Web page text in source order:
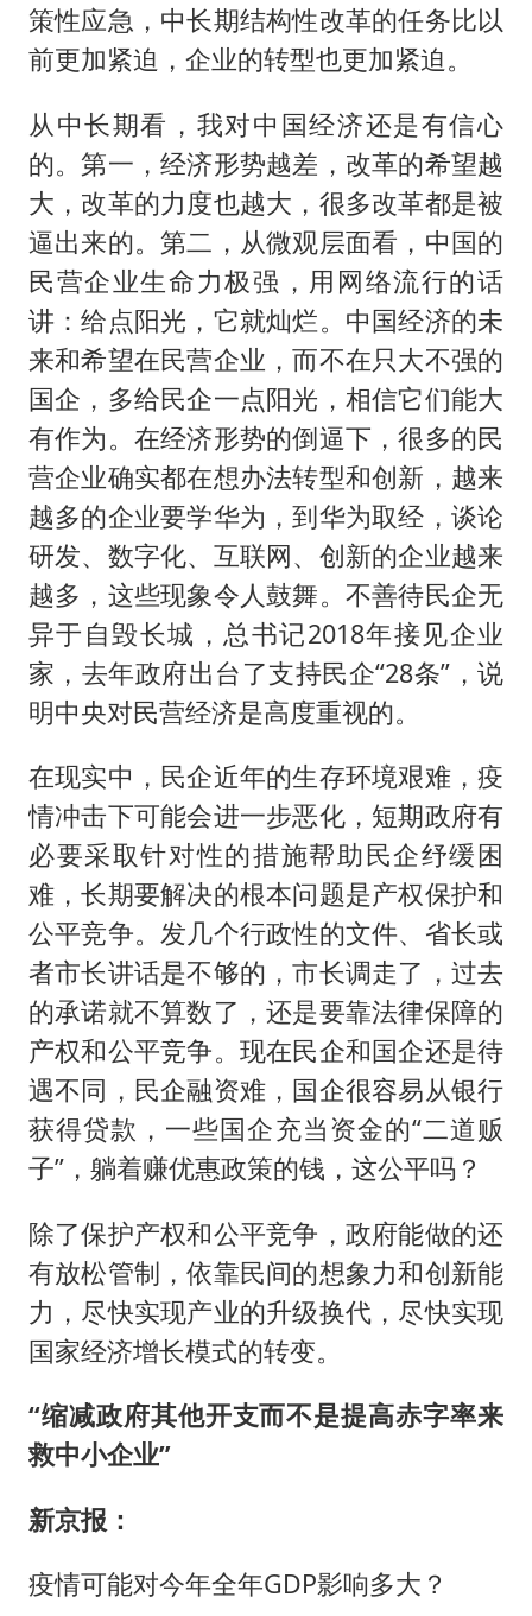
策性应急，中长期结构性改革的任务比以
前更加紧迫，企业的转型也更加紧迫。
从中长期看，我对中国经济还是有信心
的。第一，经济形势越差，改革的希望越
大，改革的力度也越大，很多改革都是被
逼出来的。第二，从微观层面看，中国的
民营企业生命力极强，用网络流行的话
讲：给点阳光，它就灿烂。中国经济的未
来和希望在民营企业，而不在只大不强的
国企，多给民企一点阳光，相信它们能大
有作为。在经济形势的倒逼下，很多的民
营企业确实都在想办法转型和创新，越来
越多的企业要学华为，到华为取经，谈论
研发、数字化、互联网、创新的企业越来
越多，这些现象令人鼓舞。不善待民企无
异于自毁长城，总书记2018年接见企业
家，去年政府出台了支持民企“28条”，说
明中央对民营经济是高度重视的。
在现实中，民企近年的生存环境艰难，疫
情冲击下可能会进一步恶化，短期政府有
必要采取针对性的措施帮助民企纾缓困
难，长期要解决的根本问题是产权保护和
公平竞争。发几个行政性的文件、省长或
者市长讲话是不够的，市长调走了，过去
的承诺就不算数了，还是要靠法律保障的
产权和公平竞争。现在民企和国企还是待
遇不同，民企融资难，国企很容易从银行
获得贷款，一些国企充当资金的“二道贩
子”，躺着赚优惠政策的钱，这公平吗？
除了保护产权和公平竞争，政府能做的还
有放松管制，依靠民间的想象力和创新能
力，尽快实现产业的升级换代，尽快实现
国家经济增长模式的转变。
“缩减政府其他开支而不是提高赤字率来
救中小企业”
新京报：
疫情可能对今年全年GDP影响多大？